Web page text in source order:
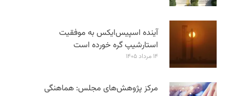
آینده اسپیس‌ایکس به موفقیت
استارشیپ گره خورده است
۱۴ مرداد ۱۴۰۵
مرکز پژوهش‌های مجلس: هماهنگی